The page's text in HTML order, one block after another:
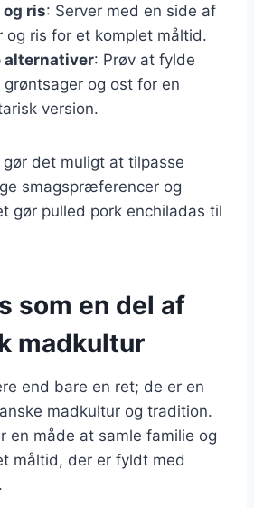
og ris: Server med en side af
og ris for et komplet måltid.
alternativer: Prøv at fylde
og ost for en
version.
det muligt at tilpasse
smagspræferencer og
gør pulled pork enchiladas til
som en del af
madkultur
end bare en ret; de er en
madkultur og tradition.
en måde at samle familie og
måltid, der er fyldt med